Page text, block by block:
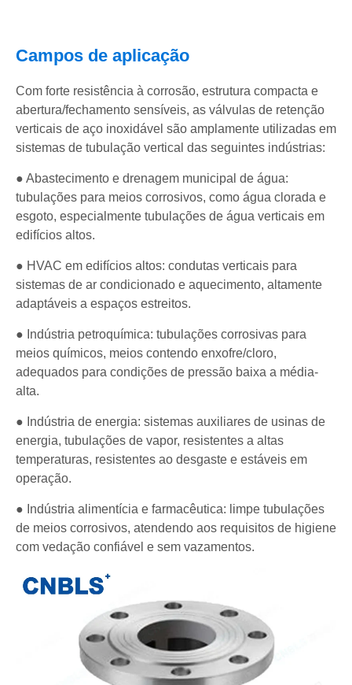
Campos de aplicação
Com forte resistência à corrosão, estrutura compacta e
abertura/fechamento sensíveis, as válvulas de retenção
verticais de aço inoxidável são amplamente utilizadas em
sistemas de tubulação vertical das seguintes indústrias:
● Abastecimento e drenagem municipal de água:
tubulações para meios corrosivos, como água clorada e
esgoto, especialmente tubulações de água verticais em
edifícios altos.
● HVAC em edifícios altos: condutas verticais para
sistemas de ar condicionado e aquecimento, altamente
adaptáveis ​​a espaços estreitos.
● Indústria petroquímica: tubulações corrosivas para
meios químicos, meios contendo enxofre/cloro,
adequados para condições de pressão baixa a média-
alta.
● Indústria de energia: sistemas auxiliares de usinas de
energia, tubulações de vapor, resistentes a altas
temperaturas, resistentes ao desgaste e estáveis ​​em
operação.
● Indústria alimentícia e farmacêutica: limpe tubulações
de meios corrosivos, atendendo aos requisitos de higiene
com vedação confiável e sem vazamentos.